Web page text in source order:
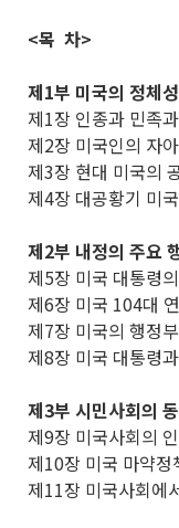
<목 차>
제1부 미국의 정체
제1장 인종과 민족
제2장 미국인의 자
제3장 현대 미국의
제4장 대공황기 미
제2부 내정의 주요
제5장 미국 대통령
제6장 미국 104대
제7장 미국의 행정
제8장 미국 대통령
제3부 시민사회의
제9장 미국사회의
제10장 미국 마약정
제11장 미국사회에